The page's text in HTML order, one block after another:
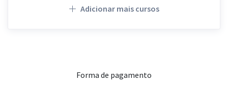
Adicionar mais cursos
Forma de pagamento